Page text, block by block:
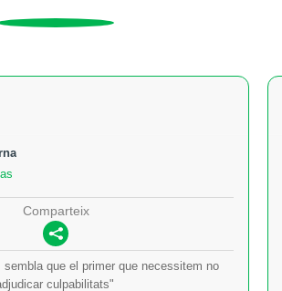
Comparteix
que el primer que necessitem no
culpabilitats"